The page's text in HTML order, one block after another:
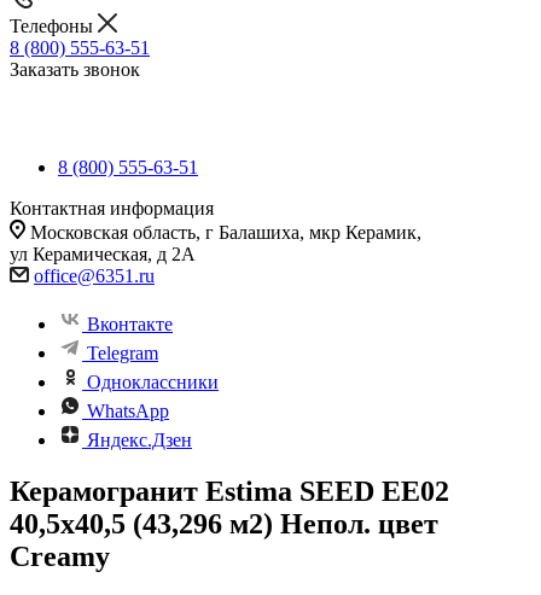
Телефоны
8 (800) 555-63-51
Заказать звонок
8 (800) 555-63-51
Контактная информация
Московская область, г Балашиха, мкр Керамик,
ул Керамическая, д 2А
office@6351.ru
Вконтакте
Telegram
Одноклассники
WhatsApp
Яндекс.Дзен
Керамогранит Estima SEED EE02
40,5x40,5 (43,296 м2) Непол. цвет
Creamy